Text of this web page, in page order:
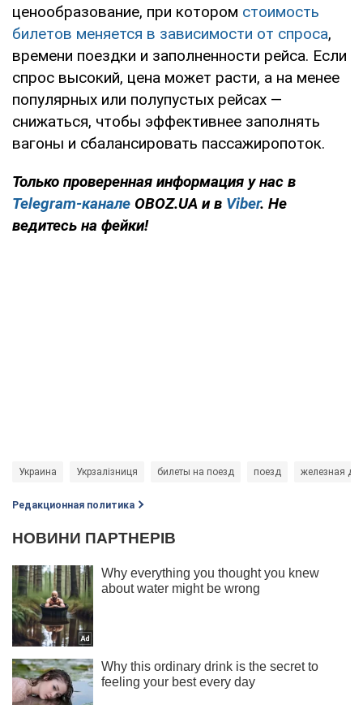
ценообразование, при котором стоимость
билетов меняется в зависимости от спроса,
времени поездки и заполненности рейса. Если
спрос высокий, цена может расти, а на менее
популярных или полупустых рейсах —
снижаться, чтобы эффективнее заполнять
вагоны и сбалансировать пассажиропоток.
Только проверенная информация у нас в
Telegram-канале OBOZ.UA и в Viber. Не
ведитесь на фейки!
Украина Укрзалізниця билеты на поезд поезд железная
Редакционная политика